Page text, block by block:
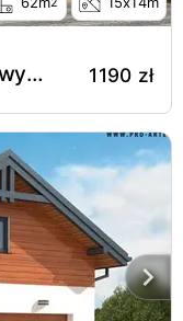
G297 garaż jednostanowiskowy z pomieszczeniem gospodarczym i poddaszem użytkowym 1190 zł